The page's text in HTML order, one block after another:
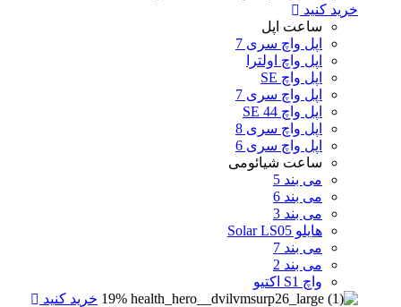
خرید کنید
ساعت اپل
اپل واچ سری 7
اپل واچ اولترا
اپل واچ SE
اپل واچ سری 7
اپل واچ SE 44
اپل واچ سری 8
اپل واچ سری 6
ساعت شیائومی
می بند 5
می بند 6
می بند 3
هایلو Solar LS05
می بند 7
می بند 2
واچ S1 اکتیو
19% خرید کنید